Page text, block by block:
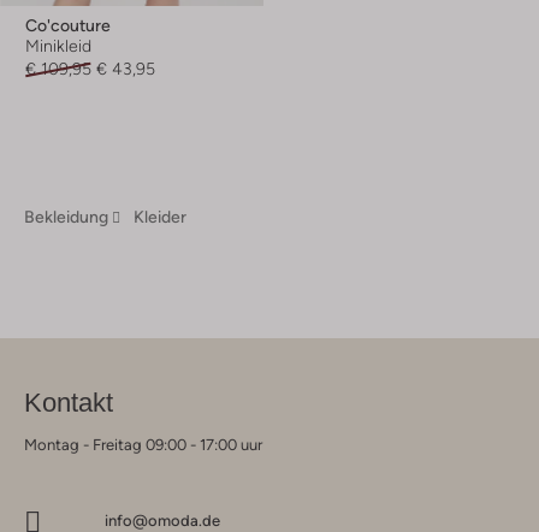
Co'couture
Minikleid
€ 109,95 € 43,95
Bekleidung Kleider
Kontakt
Montag - Freitag 09:00 - 17:00 uur
info@omoda.de